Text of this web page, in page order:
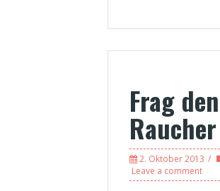
Frag
2. Oktober 2013
Leave a comment